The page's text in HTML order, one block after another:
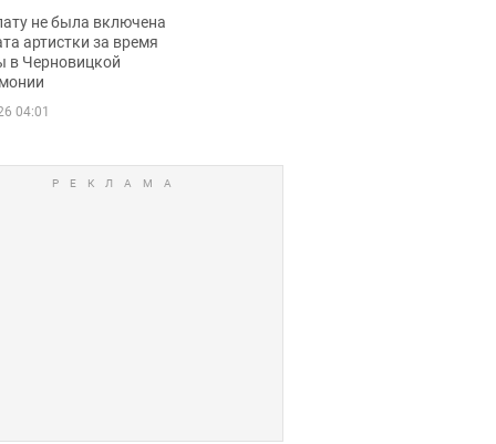
получала
не была включена
артистки за время
в Черновицкой
04:01